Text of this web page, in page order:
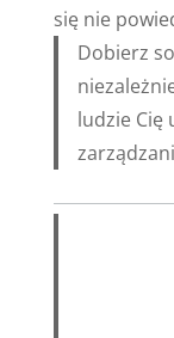
się nie
Dobierz
ludzie Cię